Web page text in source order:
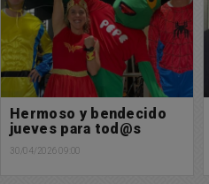
Feliz miércoles para
tod@s: Les deseamos
una excelente jornada